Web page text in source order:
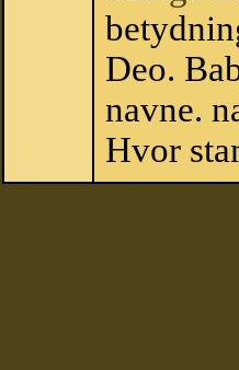
Deo.
navne.
Hvor